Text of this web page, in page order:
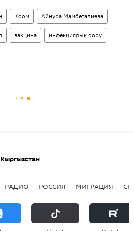
Коом Айнура Мамбеталиева
вакцина инфекциялык оору
Кыргызстан
РАДИО РОССИЯ МИГРАЦИЯ